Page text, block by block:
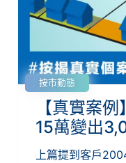
按市動態
【真實案
15萬變出
上篇提到客戶